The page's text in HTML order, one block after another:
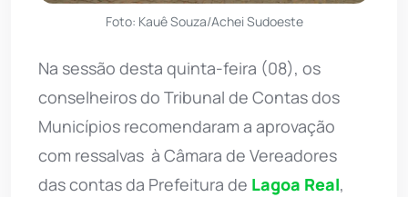
Foto: Kauê Souza/Achei Sudoeste
Na sessão desta quinta-feira (08), os
conselheiros do Tribunal de Contas dos
Municípios recomendaram a aprovação
com ressalvas  à Câmara de Vereadores 
das contas da Prefeitura de Lagoa Real,